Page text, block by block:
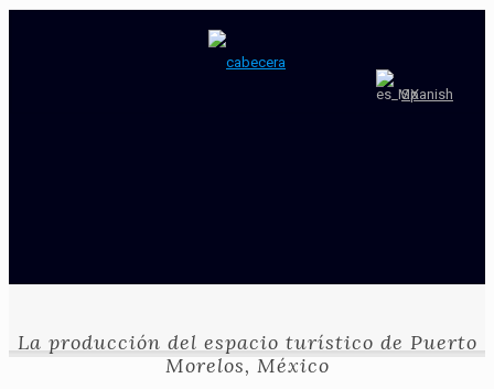
Spanish
La producción del espacio turístico de Puerto
Morelos, México